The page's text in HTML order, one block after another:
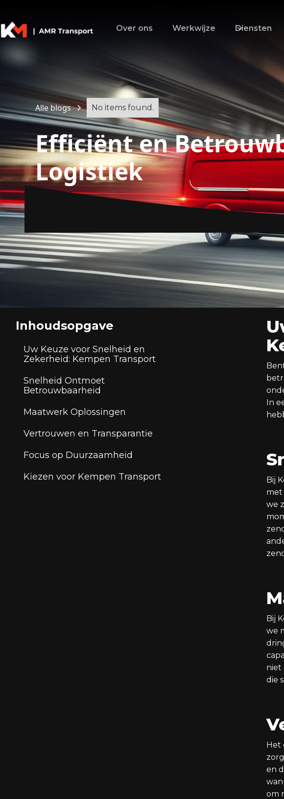
Over ons Werkwijze Diensten
Alle blogs No items found.
Efficiënt en
Logistiek
Inhoudsopgave
Uw Keuze voor Snelheid en
Zekerheid: Kempen Transport
Snelheid Ontmoet
Betrouwbaarheid
Maatwerk Oplossingen
Vertrouwen en Transparantie
Focus op Duurzaamheid
Kiezen voor Kempen Transport
In
Bij
met
we
Bij
we
niet
die
Het
en
om